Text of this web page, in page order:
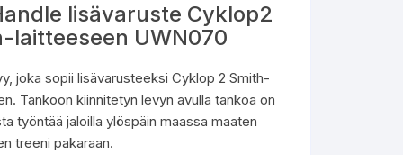
lisävaruste Cyklop2
laitteeseen UWN070
joka sopii lisävarusteeksi Cyklop 2 Smith-
Tankoon kiinnitetyn levyn avulla tankoa on
työntää jaloilla ylöspäin maassa maaten
treeni pakaraan.